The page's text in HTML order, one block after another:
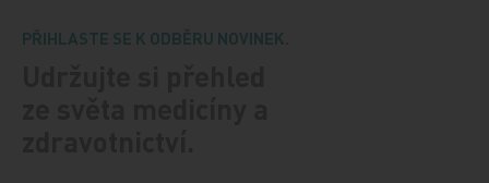
PŘIHLASTE SE K ODBĚRU NOVINEK.